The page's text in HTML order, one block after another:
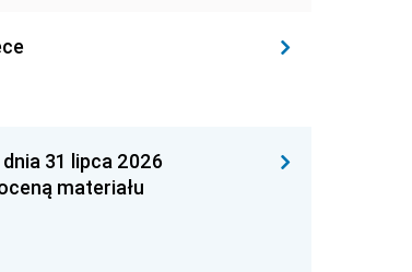
dnia 31 lipca 2026
materiału